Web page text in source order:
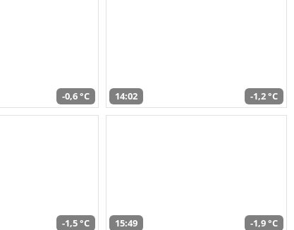
-0,6 °C 14:02 -1,2 °C
-1,5 °C 15:49 -1,9 °C